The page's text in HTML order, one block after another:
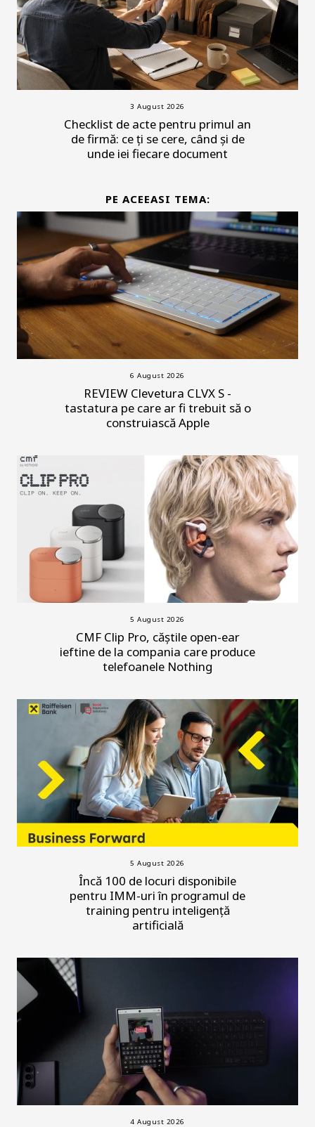
3 August 2026
Checklist de acte pentru primul an
de firmă: ce ți se cere, când și de
unde iei fiecare document
PE ACEEASI TEMA:
6 August 2026
REVIEW Clevetura CLVX S -
tastatura pe care ar fi trebuit să o
construiască Apple
5 August 2026
CMF Clip Pro, căștile open-ear
ieftine de la compania care produce
telefoanele Nothing
5 August 2026
Încă 100 de locuri disponibile
pentru IMM-uri în programul de
training pentru inteligență
artificială
4 August 2026